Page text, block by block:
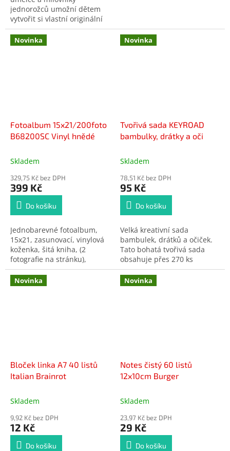
jednorožců umožní dětem
vytvořit si vlastní originální
přívěsek. Stačí vybarvit motiv
jednorožce podle fantazie a
ozdobit si tak batůžek, klíče
Novinka
Fotoalbum 15x21/200foto
B68200SC Vinyl hnědé
Skladem
329,75 Kč bez DPH
399 Kč
Do košíku
Jednobarevné fotoalbum,
15x21, zasunovací, vinylová
koženka, šitá kniha, (2
fotografie na stránku),
rozměr alba 25 x 33 cm.
Novinka
Tvořivá sada KEYROAD
bambulky, drátky a oči
Skladem
78,51 Kč bez DPH
95 Kč
Do košíku
Velká kreativní sada
bambulek, drátků a očiček.
Tato bohatá tvořivá sada
obsahuje přes 270 ks
barevných bambulek,
chlupatých drátků a
dekoračních očiček
Novinka
Bloček linka A7 40 listů
Italian Brainrot
Skladem
9,92 Kč bez DPH
12 Kč
Do košíku
Novinka
Notes čistý 60 listů
12x10cm Burger
Skladem
23,97 Kč bez DPH
29 Kč
Do košíku